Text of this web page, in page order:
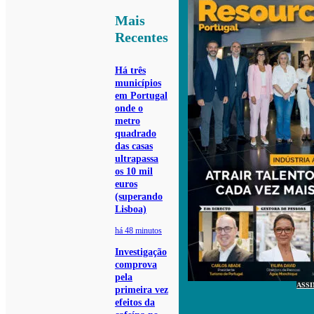
Mais
Recentes
Há três
municípios
em Portugal
onde o
metro
quadrado
das casas
ultrapassa
os 10 mil
euros
(superando
Lisboa)
há 48 minutos
Investigação
comprova
pela
primeira vez
efeitos da